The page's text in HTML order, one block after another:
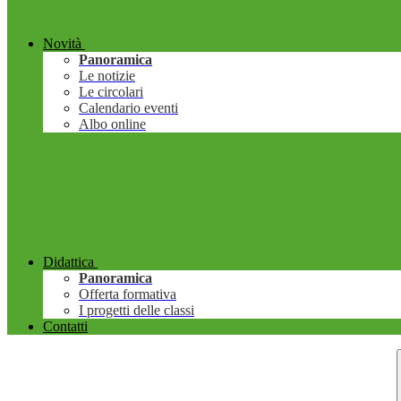
Novità
Panoramica
Le notizie
Le circolari
Calendario eventi
Albo online
Didattica
Panoramica
Offerta formativa
I progetti delle classi
Contatti